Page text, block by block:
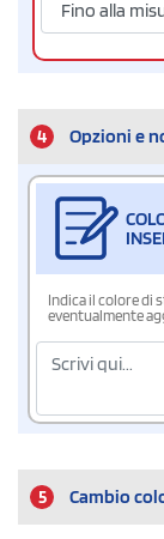
4 Opzioni e
Indica il colore di
eventualmente
5 Cambio